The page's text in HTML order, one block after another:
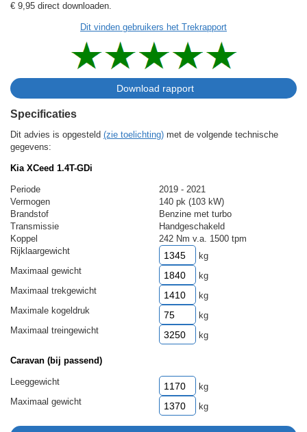
€ 9,95 direct downloaden.
Dit vinden gebruikers het Trekrapport
Specificaties
Dit advies is opgesteld (zie toelichting) met de volgende technische
gegevens:
Kia XCeed 1.4T-GDi
Periode
2019 - 2021
Vermogen
140 pk (103 kW)
Brandstof
Benzine met turbo
Transmissie
Handgeschakeld
Koppel
242 Nm v.a. 1500 tpm
Rijklaargewicht
kg
Maximaal gewicht
kg
Maximaal trekgewicht
kg
Maximale kogeldruk
kg
Maximaal treingewicht
kg
Caravan (bij passend)
Leeggewicht
kg
Maximaal gewicht
kg